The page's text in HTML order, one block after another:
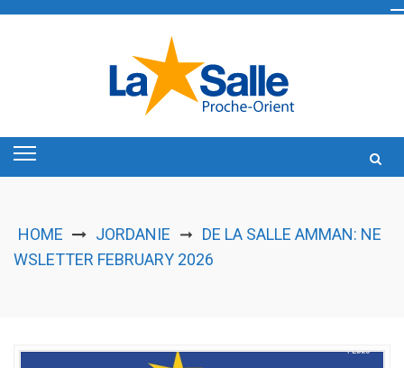
HOME JORDANIE ➞ DE LA SALLE AMMAN: NE
WSLETTER FEBRUARY 2026